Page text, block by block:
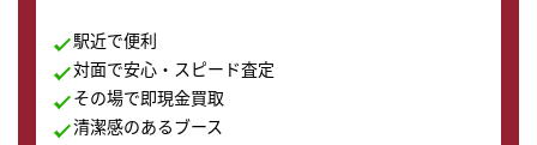
駅近で便利
対面で安心・スピード査定
その場で即現金買取
清潔感のあるブース